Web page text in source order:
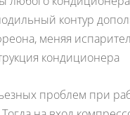
контур
меняя
кондиционера
проблем при